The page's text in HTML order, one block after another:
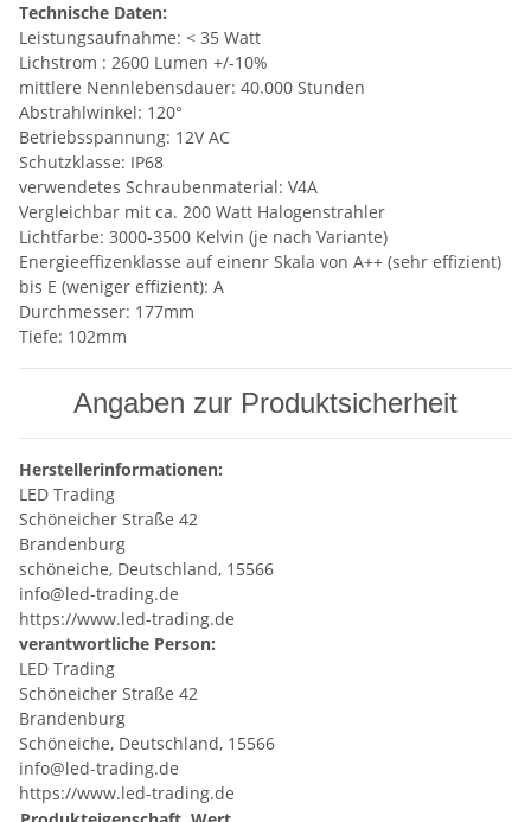
Technische Daten:
Leistungsaufnahme: < 35 Watt
Lichstrom : 2600 Lumen +/-10%
mittlere Nennlebensdauer: 40.000 Stunden
Abstrahlwinkel: 120°
Betriebsspannung: 12V AC
Schutzklasse: IP68
verwendetes Schraubenmaterial: V4A
Vergleichbar mit ca. 200 Watt Halogenstrahler
Lichtfarbe: 3000-3500 Kelvin (je nach Variante)
Energieeffizenklasse auf einenr Skala von A++ (sehr effizient)
bis E (weniger effizient): A
Durchmesser: 177mm
Tiefe: 102mm
Angaben zur Produktsicherheit
Herstellerinformationen:
LED Trading
Schöneicher Straße 42
Brandenburg
schöneiche, Deutschland, 15566
info@led-trading.de
https://www.led-trading.de
verantwortliche Person:
LED Trading
Schöneicher Straße 42
Brandenburg
Schöneiche, Deutschland, 15566
info@led-trading.de
https://www.led-trading.de